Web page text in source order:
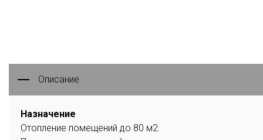
Описание
Назначение
Отопление помещений до 80 м2.